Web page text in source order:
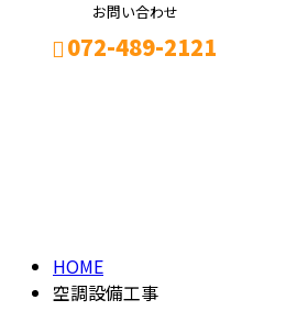
お問い合わせ
072-489-2121
HOME
空調設備工事